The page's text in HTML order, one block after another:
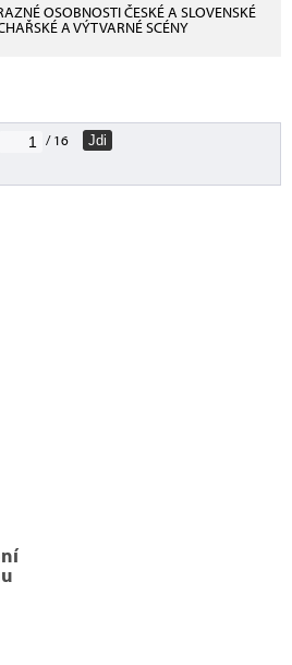
OSOBNOSTI ČESKÉ A SLOVENSKÉ
A VÝTVARNÉ SCÉNY
/ 16 Jdi